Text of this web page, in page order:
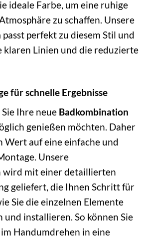
ideale Farbe, um eine ruhige
zu schaffen. Unsere
passt perfekt zu diesem Stil und
Linien und die reduzierte
für schnelle Ergebnisse
Ihre neue Badkombination
genießen möchten. Daher
Wert auf eine einfache und
Unsere
wird mit einer detaillierten
geliefert, die Ihnen Schritt für
Sie die einzelnen Elemente
und installieren. So können Sie
Handumdrehen in eine